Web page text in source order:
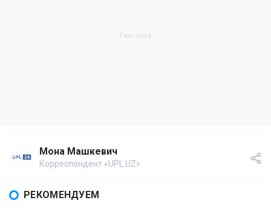
Мона Машкевич
Корреспондент «UPL.UZ»
РЕКОМЕНДУЕМ